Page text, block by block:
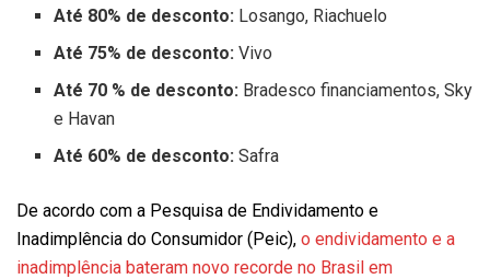
Até 80% de desconto: Losango, Riachuelo
Até 75% de desconto:Vivo
Até 70 % de desconto: Bradesco financiamentos, Sky
e Havan
Até 60% de desconto:Safra
De acordo com a Pesquisa de Endividamento e
Inadimplência do Consumidor (Peic), o endividamento e a
inadimplência bateram novo recorde no Brasil em